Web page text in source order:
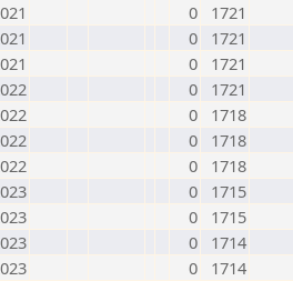
0
1721
0
1721
0
1721
0
1721
0
1718
0
1718
0
1718
0
1715
0
1715
0
1714
0
1714